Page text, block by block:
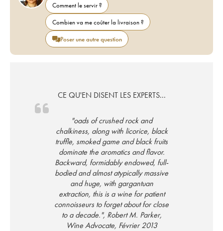
Comment le servir ?
Combien va me coûter la livraison ?
Poser une autre question
CE QU'EN DISENT LES EXPERTS...
"oads of crushed rock and
chalkiness, along with licorice, black
truffle, smoked game and black fruits
dominate the aromatics and flavor.
Backward, formidably endowed, full-
bodied and almost atypically massive
and huge, with gargantuan
extraction, this is a wine for patient
connoisseurs to forget about for close
to a decade.", Robert M. Parker,
Wine Advocate, Février 2013